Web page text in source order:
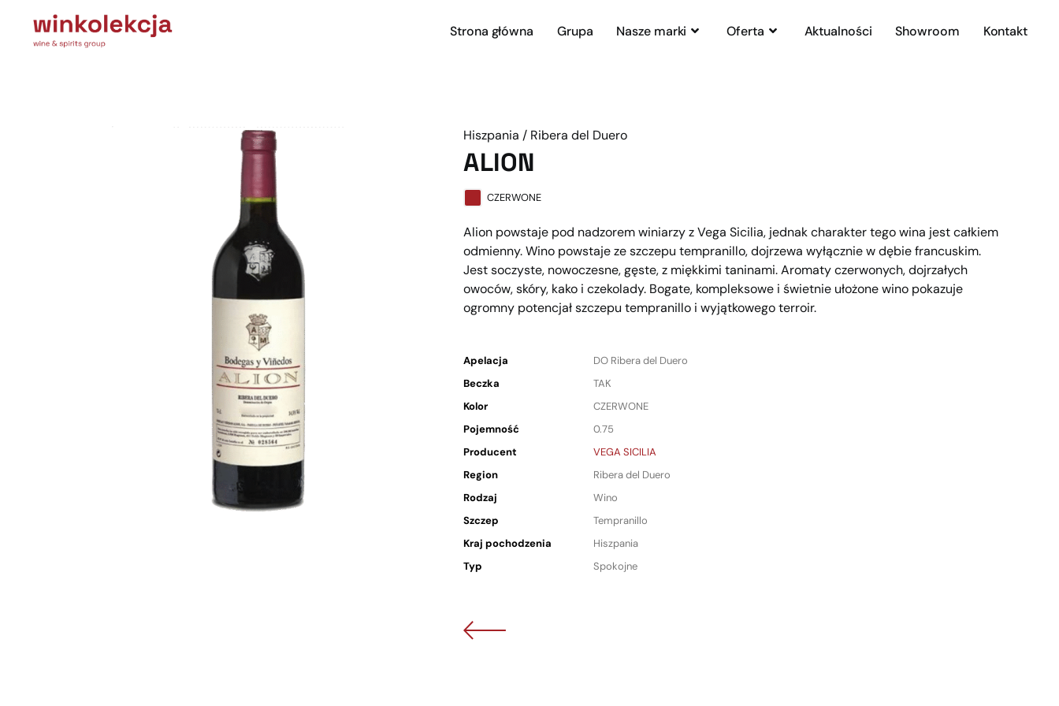
Strona główna Grupa Nasze marki Oferta Aktualności Showroom Kontakt
Hiszpania / Ribera del Duero
ALION
CZERWONE
Alion powstaje pod nadzorem winiarzy z Vega Sicilia, jednak charakter tego wina jest całkiem
odmienny. Wino powstaje ze szczepu tempranillo, dojrzewa wyłącznie w dębie francuskim.
Jest soczyste, nowoczesne, gęste, z miękkimi taninami. Aromaty czerwonych, dojrzałych
owoców, skóry, kako i czekolady. Bogate, kompleksowe i świetnie ułożone wino pokazuje
ogromny potencjał szczepu tempranillo i wyjątkowego terroir.
Apelacja
DO Ribera del Duero
Beczka
TAK
Kolor
CZERWONE
Pojemność
0.75
Producent
VEGA SICILIA
Region
Ribera del Duero
Rodzaj
Wino
Szczep
Tempranillo
Kraj pochodzenia
Hiszpania
Typ
Spokojne